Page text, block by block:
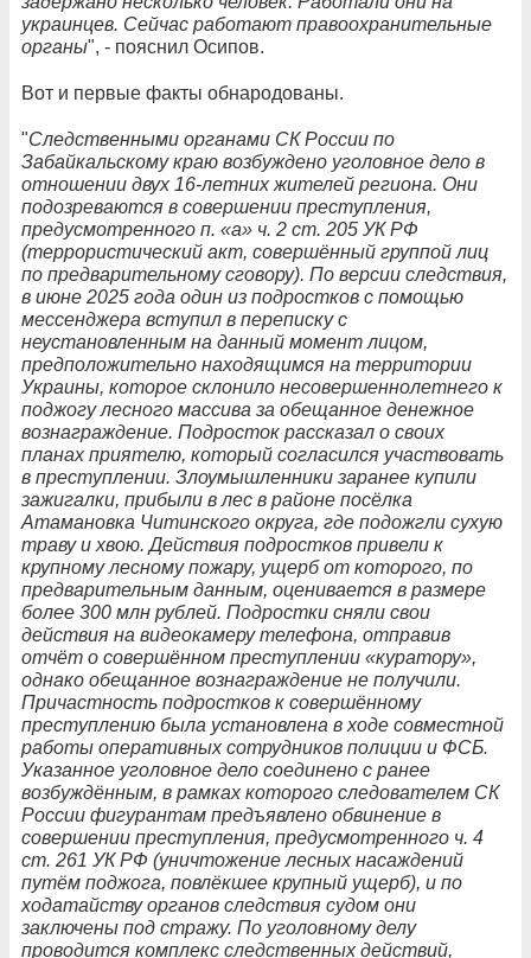
украинцев. Сейчас работают правоохранительные
органы", - пояснил Осипов.
Вот и первые факты обнародованы.
"Следственными органами СК России по
Забайкальскому краю возбуждено уголовное дело в
отношении двух 16-летних жителей региона. Они
подозреваются в совершении преступления,
предусмотренного п. «а» ч. 2 ст. 205 УК РФ
(террористический акт, совершённый группой лиц
по предварительному сговору). По версии следствия,
в июне 2025 года один из подростков с помощью
мессенджера вступил в переписку с
неустановленным на данный момент лицом,
предположительно находящимся на территории
Украины, которое склонило несовершеннолетнего к
поджогу лесного массива за обещанное денежное
вознаграждение. Подросток рассказал о своих
планах приятелю, который согласился участвовать
в преступлении. Злоумышленники заранее купили
зажигалки, прибыли в лес в районе посёлка
Атамановка Читинского округа, где подожгли сухую
траву и хвою. Действия подростков привели к
крупному лесному пожару, ущерб от которого, по
предварительным данным, оценивается в размере
более 300 млн рублей. Подростки сняли свои
действия на видеокамеру телефона, отправив
отчёт о совершённом преступлении «куратору»,
однако обещанное вознаграждение не получили.
Причастность подростков к совершённому
преступлению была установлена в ходе совместной
работы оперативных сотрудников полиции и ФСБ.
Указанное уголовное дело соединено с ранее
возбуждённым, в рамках которого следователем СК
России фигурантам предъявлено обвинение в
совершении преступления, предусмотренного ч. 4
ст. 261 УК РФ (уничтожение лесных насаждений
путём поджога, повлёкшее крупный ущерб), и по
ходатайству органов следствия судом они
заключены под стражу. По уголовному делу
проводится комплекс следственных действий,